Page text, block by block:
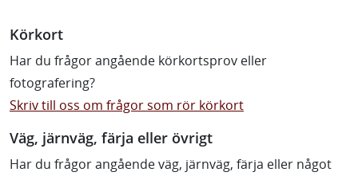
Körkort
Har du frågor angående körkortsprov eller
fotografering?
Skriv till oss om frågor som rör körkort
Väg, järnväg, färja eller övrigt
Har du frågor angående väg, järnväg, färja eller något